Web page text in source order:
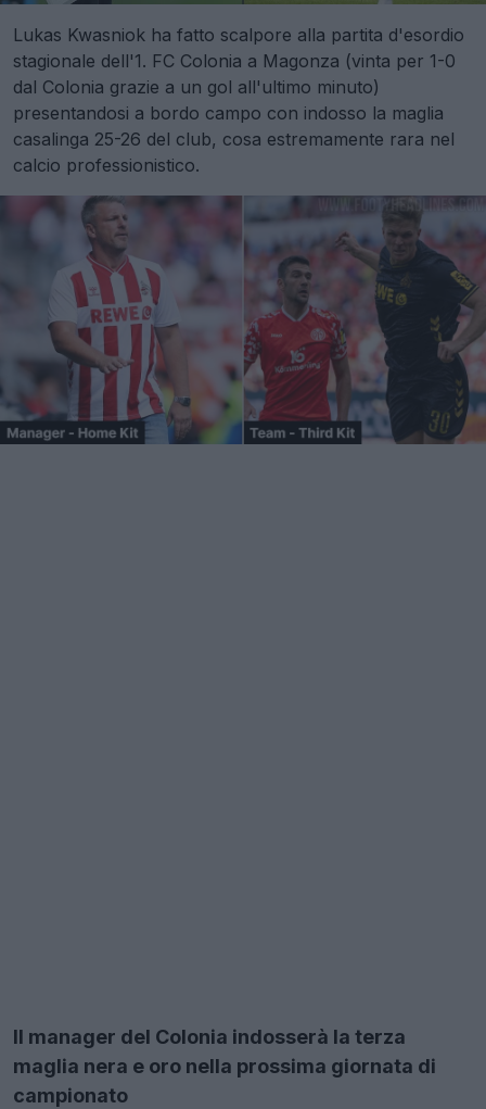
Lukas Kwasniok ha fatto scalpore alla partita d'esordio
stagionale dell'1. FC Colonia a Magonza (vinta per 1-0
dal Colonia grazie a un gol all'ultimo minuto)
presentandosi a bordo campo con indosso la maglia
casalinga 25-26 del club, cosa estremamente rara nel
calcio professionistico.
Il manager del Colonia indosserà la terza
maglia nera e oro nella prossima giornata di
campionato